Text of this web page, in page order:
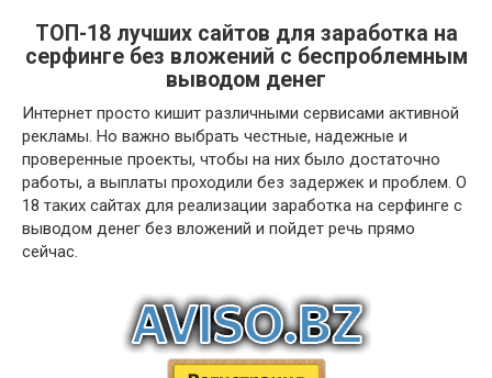
ТОП-18 лучших сайтов для заработка на
серфинге без вложений c беспроблемным
выводом денег
Интернет просто кишит различными сервисами активной
рекламы. Но важно выбрать честные, надежные и
проверенные проекты, чтобы на них было достаточно
работы, а выплаты проходили без задержек и проблем. О
18 таких сайтах для реализации заработка на серфинге с
выводом денег без вложений и пойдет речь прямо
сейчас.